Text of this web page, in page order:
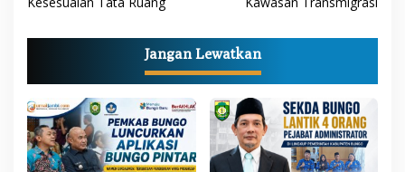
g
s
i
p
Jangan Lewatkan